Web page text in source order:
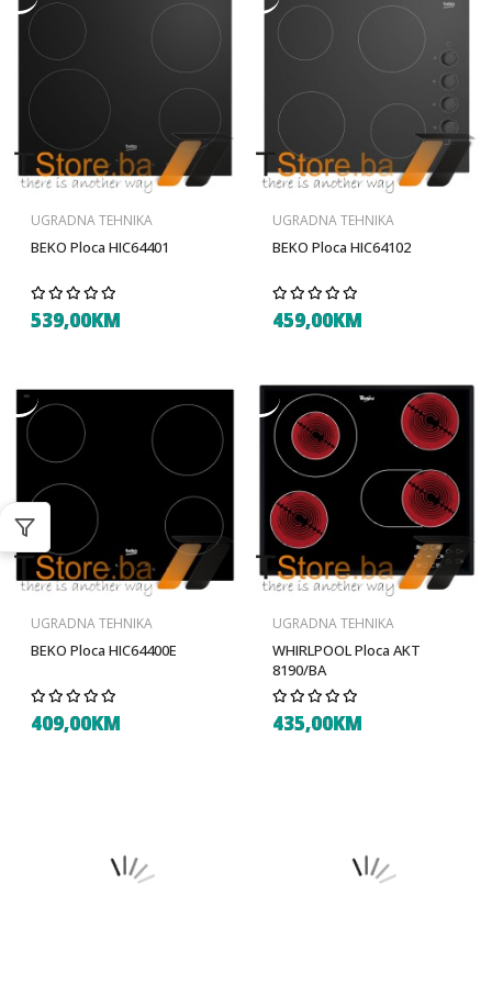
UGRADNA TEHNIKA
BEKO Ploca HIC64401
539,00KM
UGRADNA TEHNIKA
BEKO Ploca HIC64102
459,00KM
UGRADNA TEHNIKA
BEKO Ploca HIC64400E
409,00KM
UGRADNA TEHNIKA
WHIRLPOOL Ploca AKT
8190/BA
435,00KM